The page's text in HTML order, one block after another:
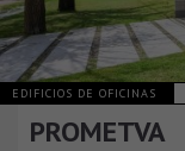
EDIFICIOS DE OFICINAS
PROMETVA